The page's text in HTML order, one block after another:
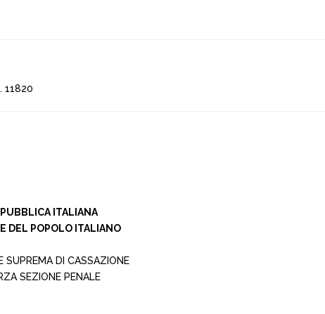
11820
ITALIANA
DEL POPOLO ITALIANO
SUPREMA DI CASSAZIONE
SEZIONE PENALE